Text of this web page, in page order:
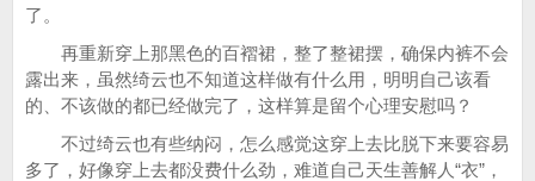
了。
再重新穿上那黑色的百褶裙，整了整裙摆，确保内裤不会
露出来，虽然绮云也不知道这样做有什么用，明明自己该看
的、不该做的都已经做完了，这样算是留个心理安慰吗？
不过绮云也有些纳闷，怎么感觉这穿上去比脱下来要容易
多了，好像穿上去都没费什么劲，难道自己天生善解人“衣”，